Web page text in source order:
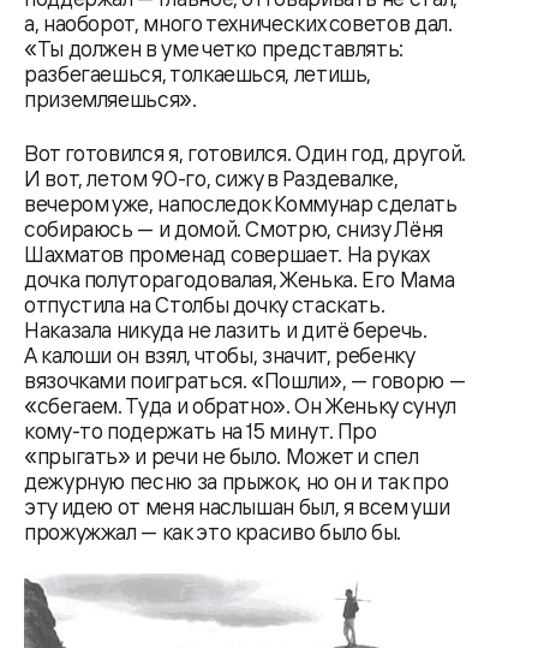
а, наоборот, много технических советов дал.
«Ты должен в уме четко представлять:
разбегаешься, толкаешься, летишь,
приземляешься».
Вот готовился я, готовился. Один год, другой.
И вот, летом 90-го, сижу в Раздевалке,
вечером уже, напоследок Коммунар сделать
собираюсь — и домой. Смотрю, снизу Лёня
Шахматов променад совершает. На руках
дочка полуторагодовалая, Женька. Его Мама
отпустила на Столбы дочку стаскать.
Наказала никуда не лазить и дитё беречь.
А калоши он взял, чтобы, значит, ребенку
вязочками поиграться. «Пошли», — говорю —
«сбегаем. Туда и обратно». Он Женьку сунул
кому-то подержать на 15 минут. Про
«прыгать» и речи не было. Может и спел
дежурную песню за прыжок, но он и так про
эту идею от меня наслышан был, я всем уши
прожужжал — как это красиво было бы.